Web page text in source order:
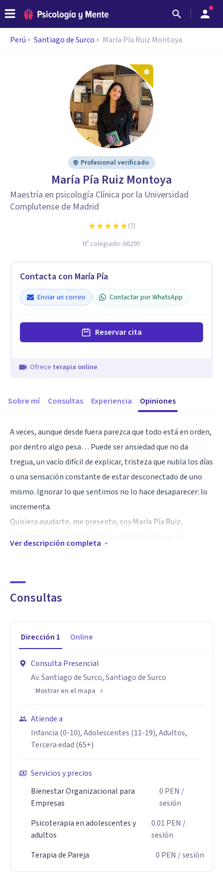
Perú Santiago de Surco María Pía Ruiz Montoya
Profesional verificado
María Pía Ruiz Montoya
Maestría en psicología Clínica por la Universidad
Complutense de Madrid
(7)
Nº colegiado: 66295
Contacta con María Pía
Enviar un correo Contactar por WhatsApp
Reservar cita
Ofrece terapia online
Sobre mí Consultas Experiencia Opiniones
A veces, aunque desde fuera parezca que todo está en orden,
por dentro algo pesa… Puede ser ansiedad que no da
tregua, un vacío difícil de explicar, tristeza que nubla los días
o una sensación constante de estar desconectado de uno
mismo. Ignorar lo que sentimos no lo hace desaparecer: lo
incrementa.
Quisiera ayudarte, me presento, soy María Pía Ruiz,
contextual. Cuento con más de 5 años de experiencia
atendiendo a niños, adolescentes y adultos de forma
incluso en medio de las dificultades. En lugar de luchar
espacio para lo que de verdad importa.
un espacio seguro para hacerlo.
Especialidad
profundo. No utilizo protocolos rígidos: diseño un proceso a
tu medida, basado en ciencia.
Trabajo con quienes:
• Sienten que las preocupaciones o el estrés ocupan toda su
Ver descripción completa
Consultas
Dirección 1 Online
Consulta Presencial
Av. Santiago de Surco, Santiago de Surco
Mostrar en el mapa
Atiende a
Infancia (0-10), Adolescentes (11-19), Adultos,
Tercera edad (65+)
Servicios y precios
Bienestar Organizacional para
Empresas
0 PEN /
sesión
Psicoterapia en adolescentes y
adultos
0.01 PEN /
sesión
Terapia de Pareja
0 PEN / sesión